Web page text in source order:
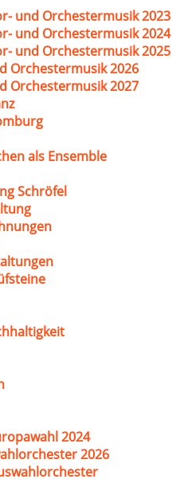
und Orchestermusik 2023
und Orchestermusik 2024
und Orchestermusik 2025
Orchestermusik 2026
Orchestermusik 2027
als Ensemble
Schröfel
2024
2026